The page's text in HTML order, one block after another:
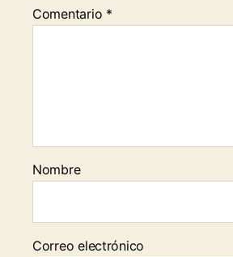
Comentario *
Nombre
Correo electrónico